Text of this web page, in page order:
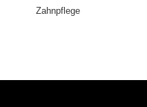
Zahnpflege